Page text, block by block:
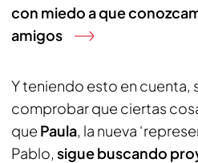
con miedo a que
amigos
Y teniendo esto en cuenta,
comprobar que ciertas
que Paula, la nueva
Pablo, sigue buscando